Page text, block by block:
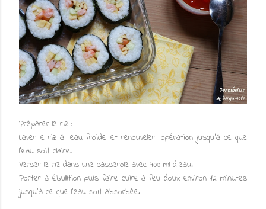
Préparer le riz :
Laver le riz à l'eau froide et renouveler l'opération jusqu'à ce que
l'eau soit claire.
Verser le riz dans une casserole avec 400 ml d'eau.
Porter à ébullition puis faire cuire à feu doux environ 12 minutes
jusqu'à ce que l'eau soit absorbée.